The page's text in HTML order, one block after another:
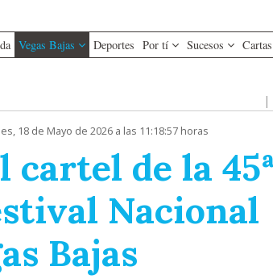
Vegas Bajas Deportes Por tí Sucesos
|
18 de Mayo de 2026 a las 11:18:57 horas
cartel de la
Nacional
Bajas